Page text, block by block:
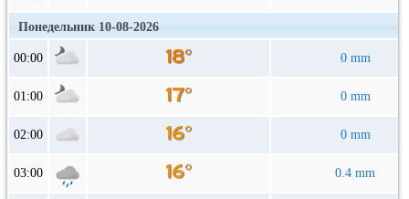
Понедельник 10-08-2026
00:00 0 mm
01:00 0 mm
02:00 0 mm
03:00 0.4 mm